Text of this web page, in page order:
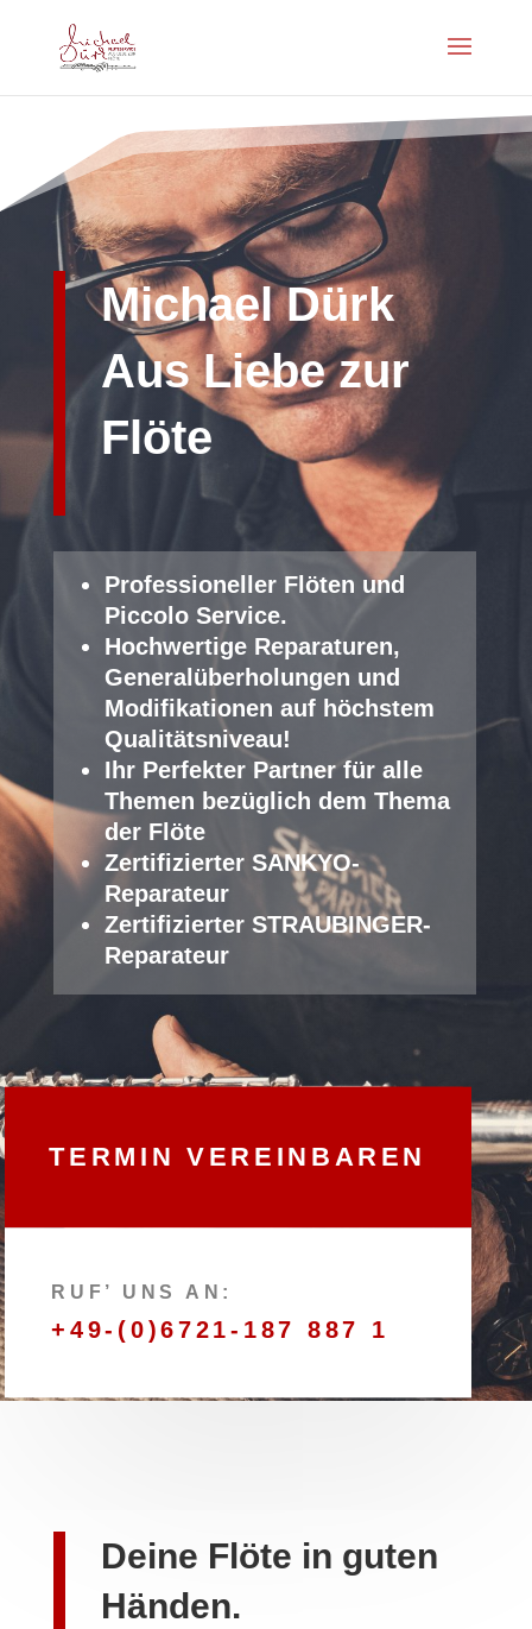
Michael Dürk
Aus Liebe zur
Flöte
Professioneller Fl öten und
Piccolo Service.
Hochwertige Reparaturen,
Generalüberholungen und
Modifikationen auf höchstem
Qualitätsniveau!
Ihr Perfekter Partner für alle
Themen bezüglich dem Thema
der Flöte
Zertifizierter SANKYO-
Reparateur
Zertifizierter STRAUBINGER-
Reparateur
TERMIN VEREINBAREN
RUF’ UNS AN:
+49-(0)6721-187 887 1
Deine Flöte in guten
Händen.